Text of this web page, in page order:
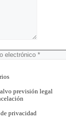
previsión legal
privacidad